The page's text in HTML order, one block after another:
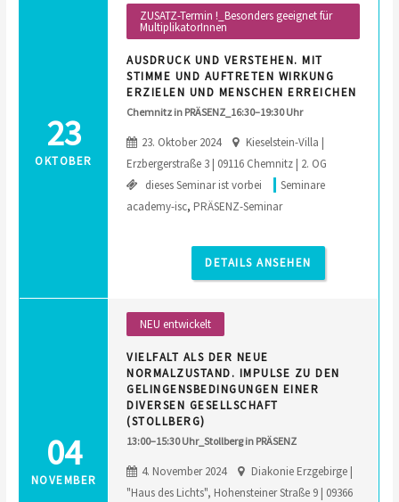
23
OKTOBER
ZUSATZ-Termin !_Besonders geeignet für
MultiplikatorInnen
AUSDRUCK UND VERSTEHEN. MIT
STIMME UND AUFTRETEN WIRKUNG
ERZIELEN UND MENSCHEN ERREICHEN
Chemnitz in PRÄSENZ_16:30–19:30 Uhr
23. Oktober 2024
Kieselstein-Villa |
Erzbergerstraße 3 | 09116 Chemnitz | 2. OG
dieses Seminar ist vorbei
Seminare
academy-isc, PRÄSENZ-Seminar
DETAILS ANSEHEN
04
NOVEMBER
NEU entwickelt
VIELFALT ALS DER NEUE
NORMALZUSTAND. IMPULSE ZU DEN
GELINGENSBEDINGUNGEN EINER
DIVERSEN GESELLSCHAFT
(STOLLBERG)
13:00–15:30 Uhr_Stollberg in PRÄSENZ
4. November 2024
Diakonie Erzgebirge |
"Haus des Lichts", Hohensteiner Straße 9 | 09366